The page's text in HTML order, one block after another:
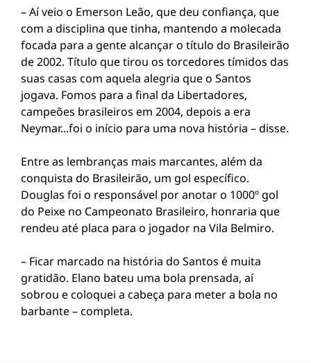
– Aí veio o Emerson Leão, que deu confiança, que
com a disciplina que tinha, mantendo a molecada
focada para a gente alcançar o título do Brasileirão
de 2002. Título que tirou os torcedores tímidos das
suas casas com aquela alegria que o Santos
jogava. Fomos para a final da Libertadores,
campeões brasileiros em 2004, depois a era
Neymar...foi o início para uma nova história – disse.
Entre as lembranças mais marcantes, além da
conquista do Brasileirão, um gol específico.
Douglas foi o responsável por anotar o 1000º gol
do Peixe no Campeonato Brasileiro, honraria que
rendeu até placa para o jogador na Vila Belmiro.
– Ficar marcado na história do Santos é muita
gratidão. Elano bateu uma bola prensada, aí
sobrou e coloquei a cabeça para meter a bola no
barbante – completa.